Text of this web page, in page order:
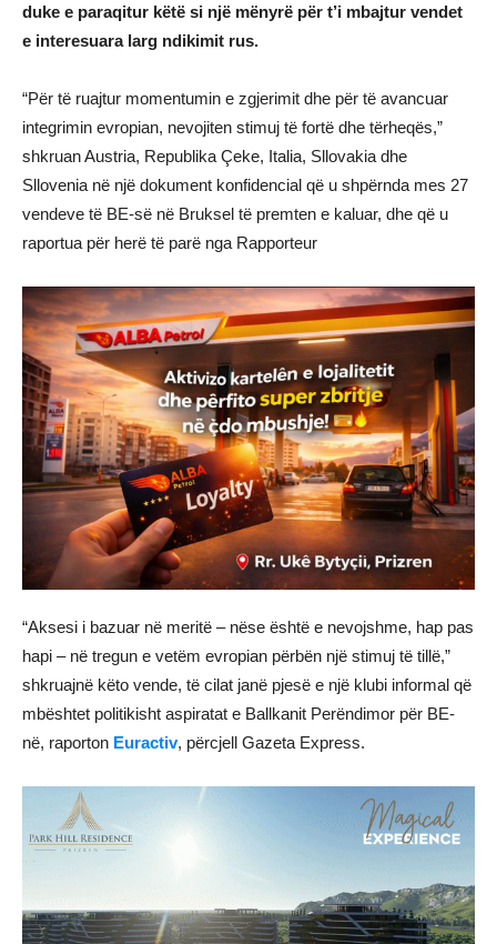
duke e paraqitur këtë si një mënyrë për t’i mbajtur vendet
e interesuara larg ndikimit rus.
“Për të ruajtur momentumin e zgjerimit dhe për të avancuar
integrimin evropian, nevojiten stimuj të fortë dhe tërheqës,”
shkruan Austria, Republika Çeke, Italia, Sllovakia dhe
Sllovenia në një dokument konfidencial që u shpërnda mes 27
vendeve të BE-së në Bruksel të premten e kaluar, dhe që u
raportua për herë të parë nga Rapporteur
“Aksesi i bazuar në meritë – nëse është e nevojshme, hap pas
hapi – në tregun e vetëm evropian përbën një stimuj të tillë,”
shkruajnë këto vende, të cilat janë pjesë e një klubi informal që
mbështet politikisht aspiratat e Ballkanit Perëndimor për BE-
në, raporton Euractiv, përcjell Gazeta Express.